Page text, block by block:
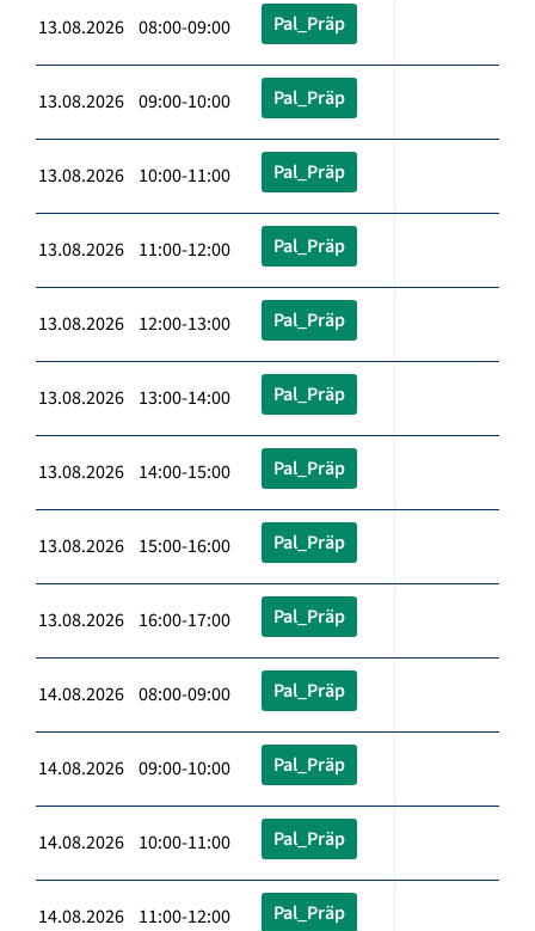
13.08.2026 08:00-09:00 Pal_Präp
13.08.2026 09:00-10:00 Pal_Präp
13.08.2026 10:00-11:00 Pal_Präp
13.08.2026 11:00-12:00 Pal_Präp
13.08.2026 12:00-13:00 Pal_Präp
13.08.2026 13:00-14:00 Pal_Präp
13.08.2026 14:00-15:00 Pal_Präp
13.08.2026 15:00-16:00 Pal_Präp
13.08.2026 16:00-17:00 Pal_Präp
14.08.2026 08:00-09:00 Pal_Präp
14.08.2026 09:00-10:00 Pal_Präp
14.08.2026 10:00-11:00 Pal_Präp
14.08.2026 11:00-12:00 Pal_Präp